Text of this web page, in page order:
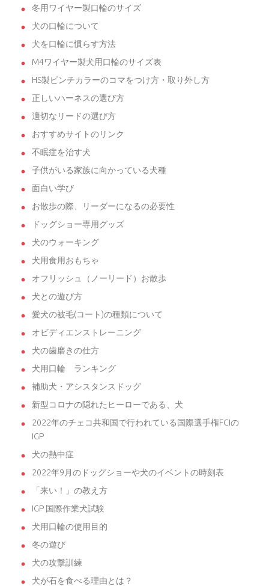
冬用ワイヤー製口輪のサイズ
犬の口輪について
犬を口輪に慣らす方法
M4ワイヤー製犬用口輪のサイズ表
HS製ピンチカラーのコマをつけ方・取り外し方
正しいハーネスの選び方
適切なリードの選び方
おすすめサイトのリンク
不眠症を治す犬
子供がいる家族に向かっている犬種
面白い学び
お散歩の際、リーダーになるの必要性
ドッグショー専用グッズ
犬のウォーキング
犬用食用おもちゃ
オフリッシュ（ノーリード）お散歩
犬との遊び方
愛犬の被毛(コート)の種類について
オビディエンストレーニング
犬の歯磨きの仕方
犬用口輪 ランキング
補助犬・アシスタンスドッグ
新型コロナの隠れたヒーローである、犬
2022年のチェコ共和国で行われている国際選手権FCIの
IGP
犬の熱中症
2022年9月のドッグショーや犬のイベントの時刻表
「来い！」の教え方
IGP 国際作業犬試験
犬用口輪の使用目的
冬の遊び
犬の攻撃訓練
犬が石を食べる理由とは？